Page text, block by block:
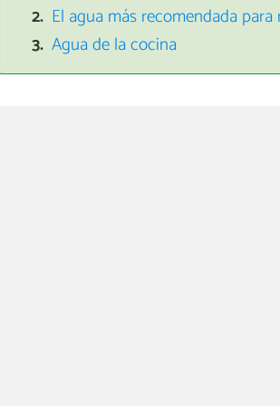
El agua más recomendada
Agua de la cocina